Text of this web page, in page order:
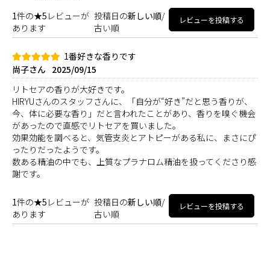
1件の★5 レビューが
あります
投稿日の新しい順/
古い順
レビューを投稿する
1番好きな香りです
尚子さん 2025/09/15
リトセアの香りが大好きです。
HIRYUさんのスタッフさんに、「自分が“好き”だと思う香りが、
今、体に必要な香り」だと言われたことがあり、香りを嗅ぐ機会
があったので直感でリトセアを買いました。
効果効能を調べると、気管支炎とアトピーがある私に、まさにぴ
ったりだったようです。
数ある精油の中でも、上質なプラナロム精油を扱ってくださり感
謝です。
1件の★5 レビューが
あります
投稿日の新しい順/
古い順
レビューを投稿する